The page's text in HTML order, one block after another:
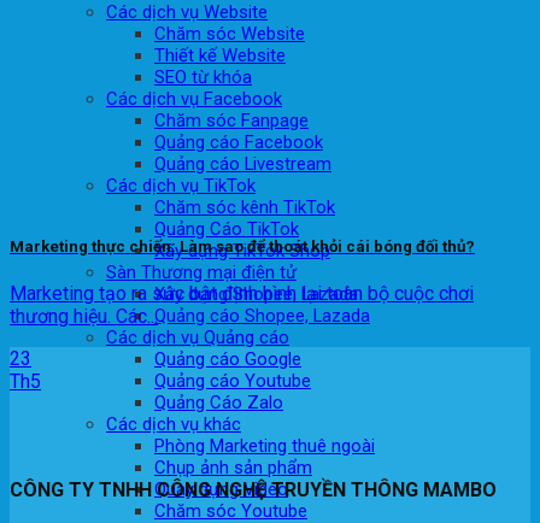
Các dịch vụ Website
Chăm sóc Website
Thiết kế Website
SEO từ khóa
Các dịch vụ Facebook
Chăm sóc Fanpage
Quảng cáo Facebook
Quảng cáo Livestream
Các dịch vụ TikTok
Chăm sóc kênh TikTok
Quảng Cáo TikTok
Xây dựng TikTok Shop
Sàn Thương mại điện tử
Xây dựng Shopee, Lazada
Quảng cáo Shopee, Lazada
Các dịch vụ Quảng cáo
Quảng cáo Google
Quảng cáo Youtube
Quảng Cáo Zalo
Các dịch vụ khác
Phòng Marketing thuê ngoài
Chụp ảnh sản phẩm
Quay dựng Video
Chăm sóc Youtube
Marketing thực chiến: Làm sao để thoát khỏi cái bóng đối thủ?
Marketing tạo ra sức bật định hình lại toàn bộ cuộc chơi
thương hiệu. Các...
23
Th5
CÔNG TY TNHH CÔNG NGHỆ TRUYỀN THÔNG MAMBO